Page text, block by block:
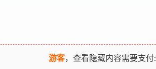
游客，查看隐藏内容需要支付: